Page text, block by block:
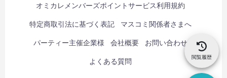
閲覧履歴
オミカレメンバーズポイントサービス利用規約
特定商取引法に基づく表記 マスコミ関係者さまへ
パーティー主催企業様 会社概要 お問い合わせ
よくある質問